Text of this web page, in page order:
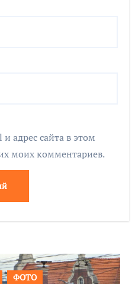
адрес сайта в этом
моих комментариев.
ФОТО